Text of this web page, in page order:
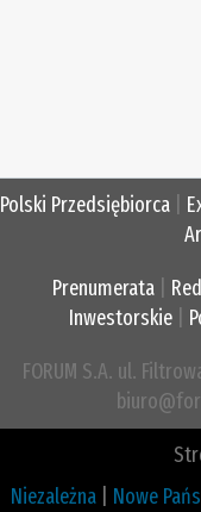
Polski Przedsiębiorca
Prenumerata
Inwestorskie|
FORUM S.A. ul.
Niezależna
Nowe